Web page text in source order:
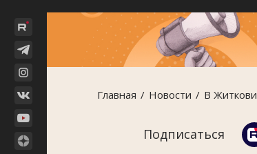
Главная Новости В
Подписаться